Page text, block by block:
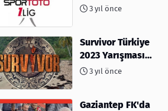
3 yıl önce
Survivor Türkiye
2023 Yarışması
İçin Geri Sayım
3 yıl önce
Gaziantep FK'da